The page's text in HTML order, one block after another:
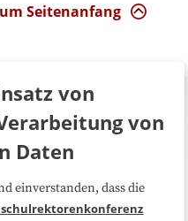
Seitenanfang
von
von
Daten
einverstanden, dass die